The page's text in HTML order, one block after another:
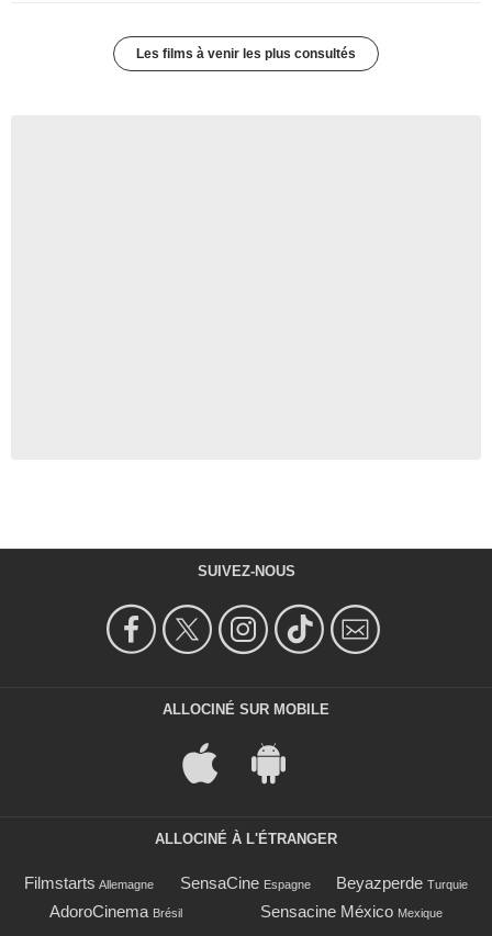
Les films à venir les plus consultés
SUIVEZ-NOUS
ALLOCINÉ SUR MOBILE
ALLOCINÉ À L'ÉTRANGER
Filmstarts Allemagne SensaCine Espagne Beyazperde Turquie
AdoroCinema Brésil Sensacine México Mexique